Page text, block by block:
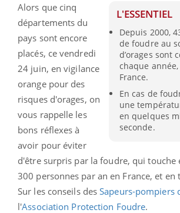
L'ESSENTIEL
Depuis 2000,
de foudre au
d’orages sont
chaque
France.
En cas de
une
en quelques
seconde.
Alors que cinq
départements du
pays sont encore
placés, ce vendredi
24 juin, en vigilance
orange pour des
risques d'orages, on
vous rappelle les
bons réflexes à
avoir pour éviter
d'être surpris par la foudre, qui touche
300 personnes par an en France, et en
Sur les conseils desSapeurs-pompiers
l'Association Protection Foudre.